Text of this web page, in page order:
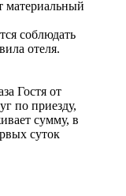
материальный
соблюдать
отеля.
Гостя от
по приезду,
сумму, в
суток